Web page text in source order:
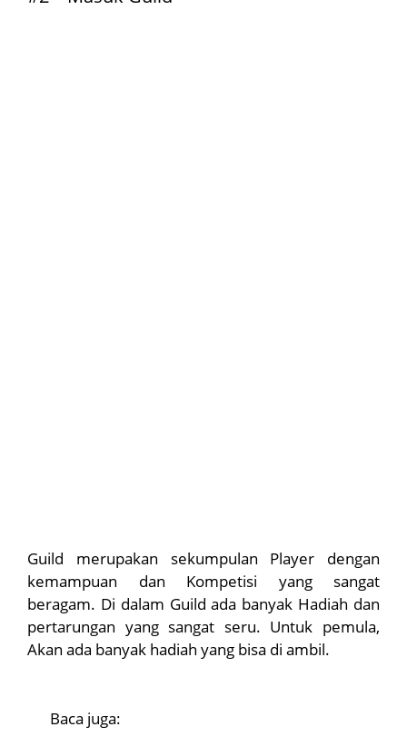
Guild merupakan sekumpulan Player dengan
kemampuan dan Kompetisi yang sangat
beragam. Di dalam Guild ada banyak Hadiah dan
pertarungan yang sangat seru. Untuk pemula,
Akan ada banyak hadiah yang bisa di ambil.
Baca juga: